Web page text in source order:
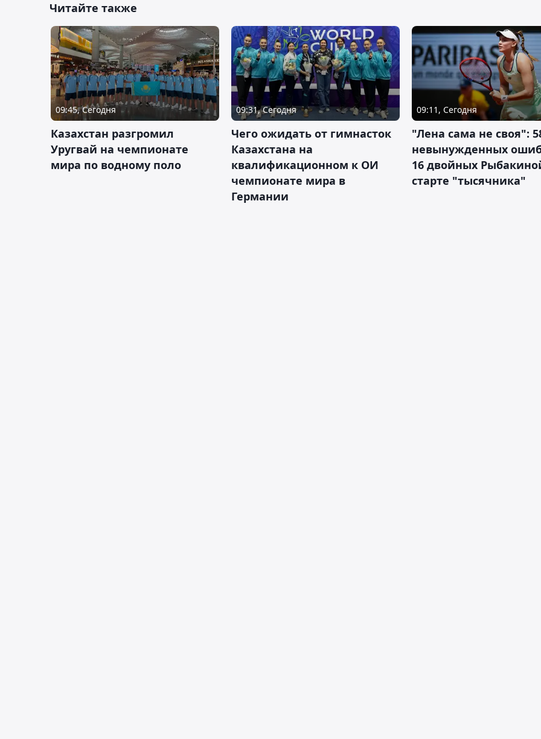
Читайте также
09:45, Сегодня
Казахстан разгромил
Уругвай на чемпионате
мира по водному поло
09:31, Сегодня
Чего ожидать от гимнасток
Казахстана на
квалификационном к ОИ
чемпионате мира в
Германии
09:11, Сегодня
"Лена сама не своя":
невынужденных
16 двойных
старте "тысячника"